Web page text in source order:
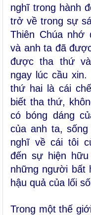
nghĩ trong hành
trở về trong sự
Thiên Chúa nhớ
và anh ta đã
được tha thứ
ngay lúc cầu
thứ hai là cái
biết tha thứ,
có bóng dáng
của anh ta,
nghĩ về cái tôi
đến sự hiện
những người bất
hậu quả của lối
Trong một thế